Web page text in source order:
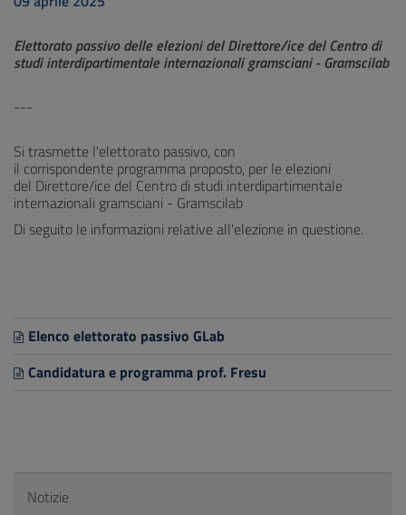
Elettorato passivo delle elezioni del Direttore/ice del Centro di
studi interdipartimentale internazionali gramsciani - Gramscilab
---
Si trasmette l'elettorato passivo, con
il corrispondente programma proposto, per le elezioni
del Direttore/ice del Centro di studi interdipartimentale
internazionali gramsciani - Gramscilab
Di seguito le informazioni relative all'elezione in questione.
Elenco elettorato passivo GLab
Candidatura e programma prof. Fresu
Notizie